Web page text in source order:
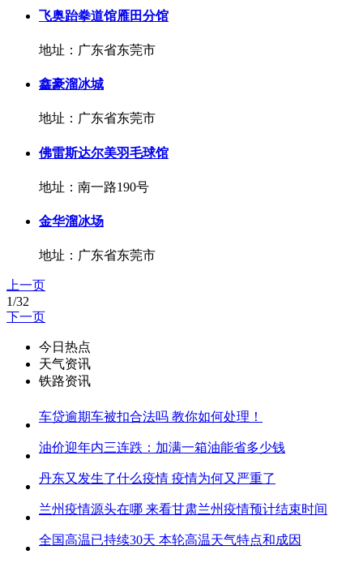
飞奥跆拳道馆雁田分馆
地址：广东省东莞市
鑫豪溜冰城
地址：广东省东莞市
佛雷斯达尔美羽毛球馆
地址：南一路190号
金华溜冰场
地址：广东省东莞市
上一页
1/32
下一页
今日热点
天气资讯
铁路资讯
车贷逾期车被扣合法吗 教你如何处理！
油价迎年内三连跌：加满一箱油能省多少钱
丹东又发生了什么疫情 疫情为何又严重了
兰州疫情源头在哪 来看甘肃兰州疫情预计结束时间
全国高温已持续30天 本轮高温天气特点和成因